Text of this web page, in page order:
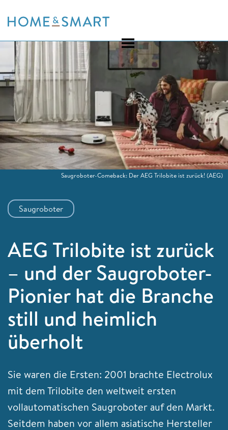
to
Saugroboter
AEG Trilobite ist zurück
– und der Saugroboter-
Pionier hat die Branche
still und heimlich
überholt
Sie waren die Ersten: 2001 brachte Electrolux
mit dem Trilobite den weltweit ersten
vollautomatischen Saugroboter auf den Markt.
Seitdem haben vor allem asiatische Hersteller
Saugroboter-Comeback: Der AEG Trilobite ist zurück!(AEG)